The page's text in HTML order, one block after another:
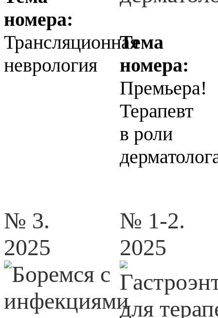
номера:
Трансляционная
неврология
Тема
номера:
Премьера!
Терапевт
в роли
№ 3.
2025
№ 1-2.
2025